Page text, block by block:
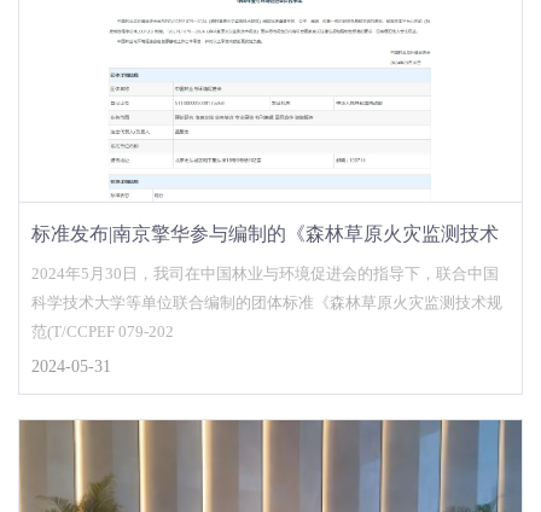
标准发布|南京擎华参与编制的《森林草原火灾监测技术
规范(T/CCPEF 079-2024)》团体标准正式发布
2024年5月30日，我司在中国林业与环境促进会的指导下，联合中国
科学技术大学等单位联合编制的团体标准《森林草原火灾监测技术规
范(T/CCPEF 079-202
2024-05-31